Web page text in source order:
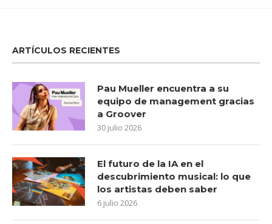
ARTÍCULOS RECIENTES
Pau Mueller encuentra a su
equipo de management gracias
a Groover
30 julio 2026
El futuro de la IA en el
descubrimiento musical: lo que
los artistas deben saber
6 julio 2026